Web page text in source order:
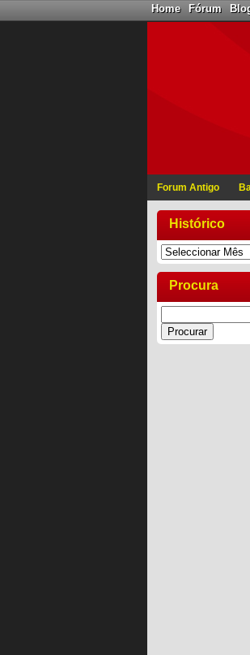
Home Fórum
Forum Antigo
Histórico
Procura